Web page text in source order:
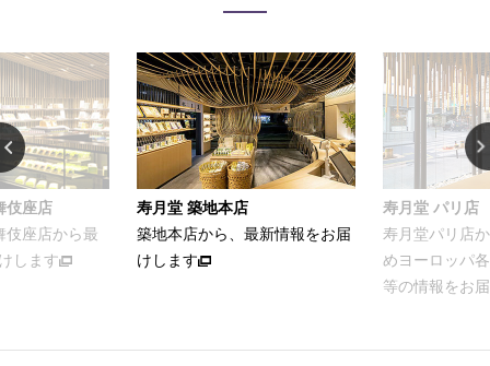
伎座店
伎座店から最
します
寿月堂 築地本店
築地本店から、最新情報をお届
けします
寿月堂 パリ店
寿月堂パリ店
めヨーロッパ
等の情報をお